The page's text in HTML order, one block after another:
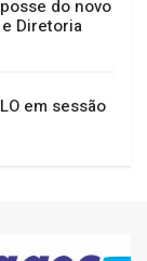
do novo
Diretoria
em sessão